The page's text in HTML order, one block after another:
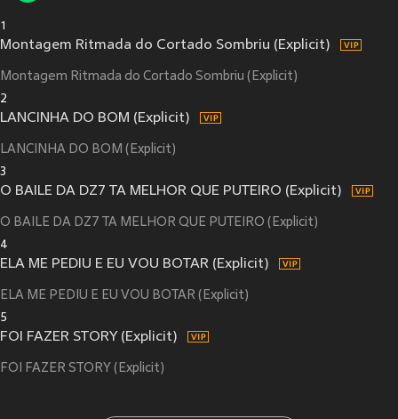
1
Montagem Ritmada do Cortado Sombriu (Explicit)
Montagem Ritmada do Cortado Sombriu (Explicit)
2
LANCINHA DO BOM (Explicit)
LANCINHA DO BOM (Explicit)
3
O BAILE DA DZ7 TA MELHOR QUE PUTEIRO (Explicit)
O BAILE DA DZ7 TA MELHOR QUE PUTEIRO (Explicit)
4
ELA ME PEDIU E EU VOU BOTAR (Explicit)
ELA ME PEDIU E EU VOU BOTAR (Explicit)
5
FOI FAZER STORY (Explicit)
FOI FAZER STORY (Explicit)